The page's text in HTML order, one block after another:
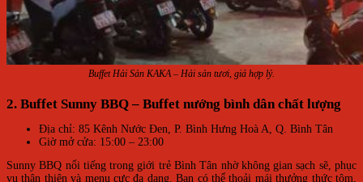
Buffet Hải Sản KAKA – Hải sản tươi, giá hợp lý.
2. Buffet Sunny BBQ – Buffet nướng bình dân chất lượng
Địa chỉ: 85 Kênh Nước Đen, P. Bình Hưng Hoà A, Q. Bình Tân
Giờ mở cửa: 15:00 – 23:00
Sunny BBQ nổi tiếng trong giới trẻ Bình Tân nhờ không gian sạch sẽ, phục
vụ thân thiện và menu cực đa dạng. Bạn có thể thoải mái thưởng thức tôm,